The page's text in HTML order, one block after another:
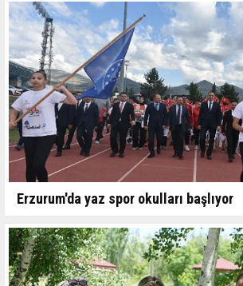
Erzurum'da yaz spor okulları başlıyor